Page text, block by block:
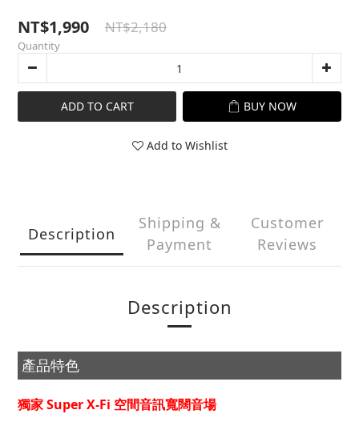
NT$1,990 NT$2,180
Quantity
ADD TO CART BUY NOW
Add to Wishlist
Description
Shipping &
Payment
Customer
Reviews
Description
產品特色
獨家 Super X-Fi 空間音訊寬闊音場